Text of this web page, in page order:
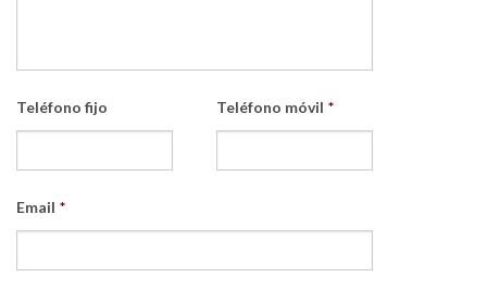
Teléfono fijo Teléfono móvil *
Email *